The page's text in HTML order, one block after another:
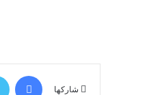
شاركها